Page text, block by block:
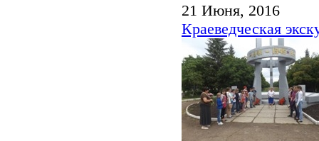
21 Июня, 2016
Краеведческая